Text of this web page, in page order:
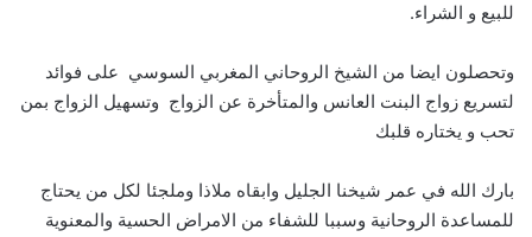
للبيع و الشراء.
وتحصلون ايضا من الشيخ الروحاني المغربي السوسي على فوائد
لتسريع زواج البنت العانس والمتأخرة عن الزواج وتسهيل الزواج بمن
تحب و يختاره قلبك
بارك الله في عمر شيخنا الجليل وابقاه ملاذا وملجئا لكل من يحتاج
للمساعدة الروحانية وسببا للشفاء من الامراض الحسية والمعنوية